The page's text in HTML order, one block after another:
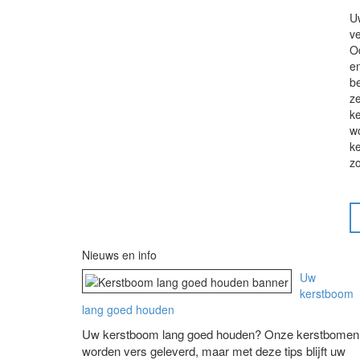
Nieuws en info
Uw
kerstboom
lang goed houden
Uw kerstboom lang goed houden? Onze kerstbomen
worden vers geleverd, maar met deze tips blijft uw